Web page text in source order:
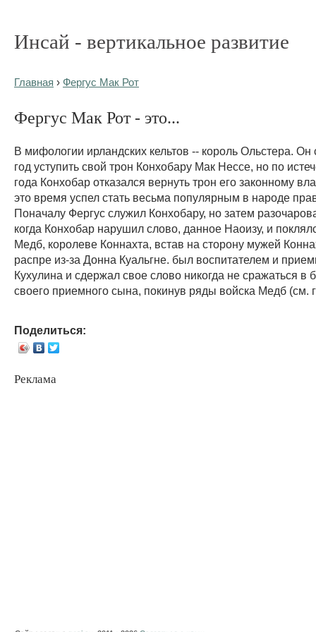
Инсай - вертикальное развитие
Главная › Фергус Мак Рот
Фергус Мак Рот - это...
В мифологии ирландских кельтов -- король Ольстера. Он
год уступить свой трон Конхобару Мак Нессе, но по
года Конхобар отказался вернуть трон его законному
это время успел стать весьма популярным в народе
Поначалу Фергус служил Конхобару, но затем
когда Конхобар нарушил слово, данное Наоизу, и
Медб, королеве Коннахта, встав на сторону мужей
распре из-за Донна Куальгне. был воспитателем и
Кухулина и сдержал свое слово никогда не сражаться в
своего приемного сына, покинув ряды войска Медб (см.
Поделиться:
Реклама